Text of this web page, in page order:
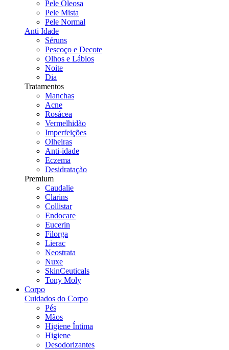
Pele Oleosa
Pele Mista
Pele Normal
Anti Idade
Séruns
Pescoço e Decote
Olhos e Lábios
Noite
Dia
Tratamentos
Manchas
Acne
Rosácea
Vermelhidão
Imperfeições
Olheiras
Anti-idade
Eczema
Desidratação
Premium
Caudalie
Clarins
Collistar
Endocare
Eucerin
Filorga
Lierac
Neostrata
Nuxe
SkinCeuticals
Tony Moly
Corpo
Cuidados do Corpo
Pés
Mãos
Higiene Íntima
Higiene
Desodorizantes